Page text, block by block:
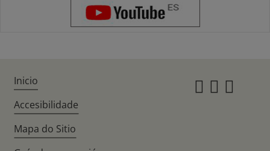
Inicio
Accesibilidade
Mapa do Sitio